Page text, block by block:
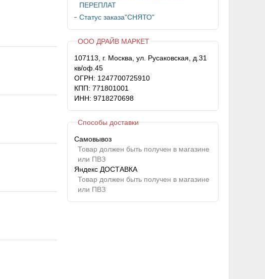
ПЕРЕПЛАТ
Статус заказа"СНЯТО"
ООО ДРАЙВ МАРКЕТ
107113, г. Москва, ул. Русаковская, д.31
кв/оф.45
ОГРН: 1247700725910
КПП: 771801001
ИНН: 9718270698
Способы доставки
Самовывоз
Товар должен быть получен в магазине
или ПВЗ
Яндекс ДОСТАВКА
Товар должен быть получен в магазине
или ПВЗ